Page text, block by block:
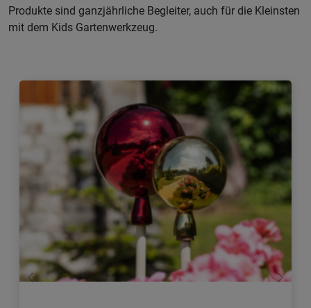
Produkte sind ganzjährliche Begleiter, auch für die Kleinsten
mit dem Kids Gartenwerkzeug.
Zurück Weiter